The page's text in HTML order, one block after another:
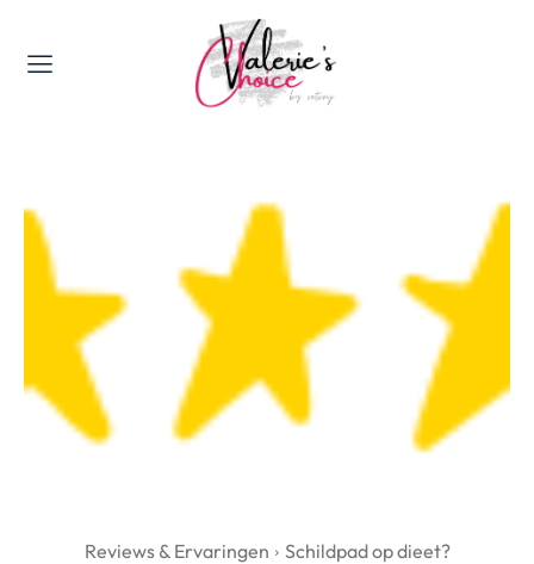
Valerie's Topics
Happyness & Opmerkelijk
Lifestyle, Sport & Duurzaamheid
Gadgets & Tech
Top 5 van Valerie
Health & Beauty
Huis & Tuin
Over Valerie
Reviews & Ervaringen Schildpad op dieet?